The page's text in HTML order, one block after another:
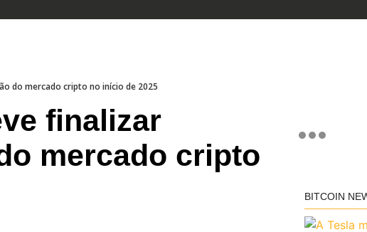
do mercado cripto no início de 2025
finalizar
mercado cripto
BITCOIN